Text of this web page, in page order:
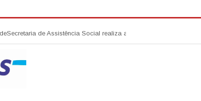
de Assistência Social realiza abertura da Campanha Agosto Lilás